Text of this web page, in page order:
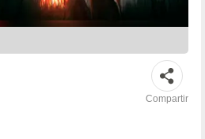
Compartir